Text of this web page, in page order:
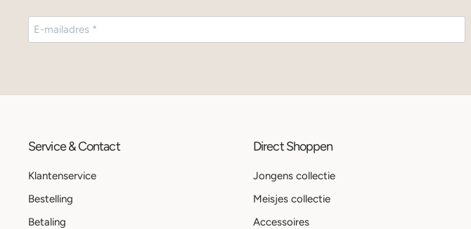
Service & Contact
Klantenservice
Bestelling
Betaling
Direct Shoppen
Jongens collectie
Meisjes collectie
Accessoires